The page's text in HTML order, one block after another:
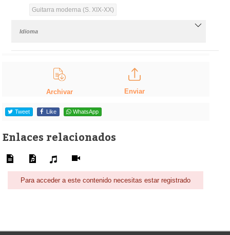
Guitarra moderna (S. XIX-XX)
Idioma
Archivar Enviar
Tweet Like WhatsApp
Enlaces relacionados
Para acceder a este contenido necesitas estar registrado